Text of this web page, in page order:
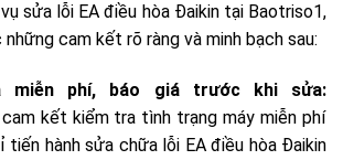
sửa lỗi EA điều hòa Đaikin tại Baotriso1,
cam kết rõ ràng và minh bạch sau:
miễn phí, báo giá trước khi sửa:
kết kiểm tra tình trạng máy miễn phí
tiến hành sửa chữa lỗi EA điều hòa Đaikin